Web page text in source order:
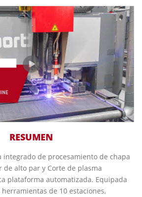
RESUMEN
integrado de procesamiento de chapa
de alto par y Corte de plasma
plataforma automatizada. Equipada
de 10 estaciones,